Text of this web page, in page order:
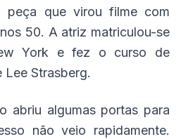
peça que virou filme com
50. A atriz matriculou-se
York e fez o curso de
Strasberg.
abriu algumas portas para
não veio rapidamente.